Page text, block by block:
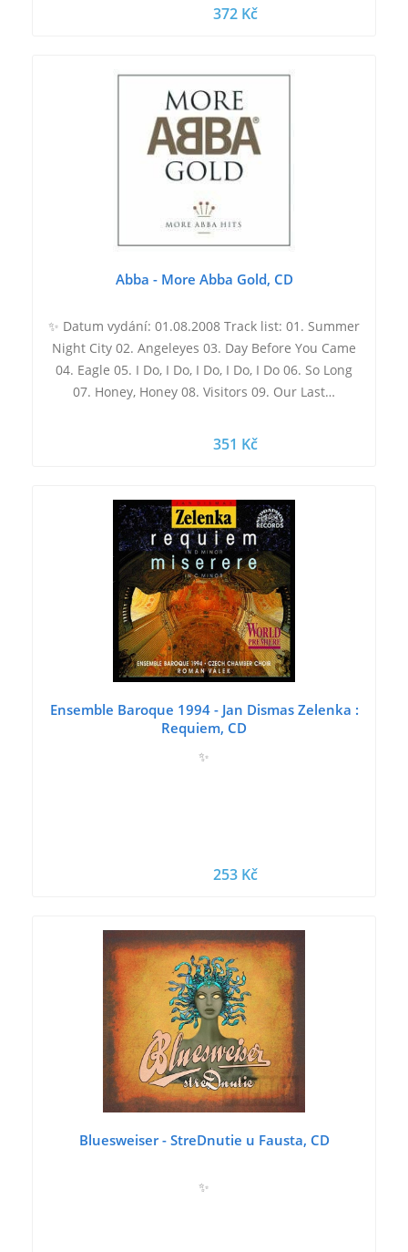
372 Kč
Abba - More Abba Gold, CD
✨ Datum vydání: 01.08.2008 Track list: 01. Summer
Night City 02. Angeleyes 03. Day Before You Came
04. Eagle 05. I Do, I Do, I Do, I Do, I Do 06. So Long
07. Honey, Honey 08. Visitors 09. Our Last…
351 Kč
Ensemble Baroque 1994 - Jan Dismas Zelenka :
Requiem, CD
✨
253 Kč
Bluesweiser - StreDnutie u Fausta, CD
✨